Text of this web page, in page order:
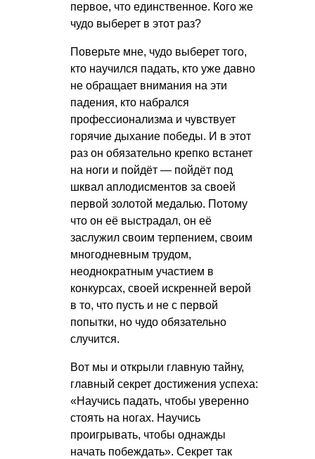
первое, что единственное. Кого же
чудо выберет в этот раз?
Поверьте мне, чудо выберет того,
кто научился падать, кто уже давно
не обращает внимания на эти
падения, кто набрался
профессионализма и чувствует
горячие дыхание победы. И в этот
раз он обязательно крепко встанет
на ноги и пойдёт — пойдёт под
шквал аплодисментов за своей
первой золотой медалью. Потому
что он её выстрадал, он её
заслужил своим терпением, своим
многодневным трудом,
неоднократным участием в
конкурсах, своей искренней верой
в то, что пусть и не с первой
попытки, но чудо обязательно
случится.
Вот мы и открыли главную тайну,
главный секрет достижения успеха:
«Научись падать, чтобы уверенно
стоять на ногах. Научись
проигрывать, чтобы однажды
начать побеждать». Секрет так